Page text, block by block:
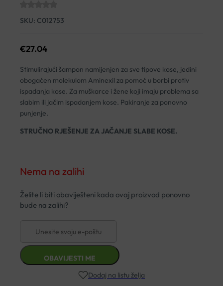
SKU: C012753
€27.04
Stimulirajući šampon namijenjen za sve tipove kose, jedini
obogaćen molekulom Aminexil za pomoć u borbi protiv
ispadanja kose. Za muškarce i žene koji imaju problema sa
slabim ili jačim ispadanjem kose. Pakiranje za ponovno
punjenje.
STRUČNO RJEŠENJE ZA JAČANJE SLABE KOSE.
Nema na zalihi
Dodaj na listu želja